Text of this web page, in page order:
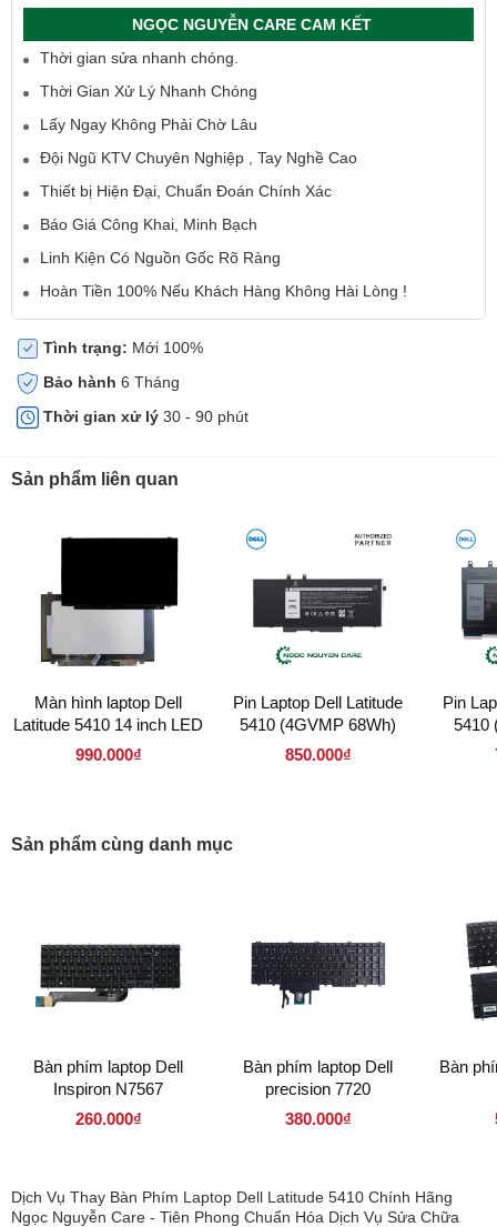
NGỌC NGUYỄN CARE CAM KẾT
Thời gian sửa nhanh chóng.
Thời Gian Xử Lý Nhanh Chóng
Lấy Ngay Không Phải Chờ Lâu
Đội Ngũ KTV Chuyên Nghiệp , Tay Nghề Cao
Thiết bị Hiện Đại, Chuẩn Đoán Chính Xác
Báo Giá Công Khai, Minh Bạch
Linh Kiện Có Nguồn Gốc Rõ Ràng
Hoàn Tiền 100% Nếu Khách Hàng Không Hài Lòng !
Tình trạng: Mới 100%
Bảo hành 6 Tháng
Thời gian xử lý 30 - 90 phút
Sản phẩm liên quan
Màn hình laptop Dell
Latitude 5410 14 inch LED
Mỏng 30 pin ( 140LM30P
990.000₫
Pin Laptop Dell Latitude
5410 (4GVMP 68Wh)
850.000₫
Pin
5410
Sản phẩm cùng danh mục
Bàn phím laptop Dell
Inspiron N7567
260.000₫
Bàn phím laptop Dell
precision 7720
380.000₫
Bàn
Dịch Vụ Thay Bàn Phím Laptop Dell Latitude 5410 Chính Hãng
Ngọc Nguyễn Care - Tiên Phong Chuẩn Hóa Dịch Vụ Sửa Chữa